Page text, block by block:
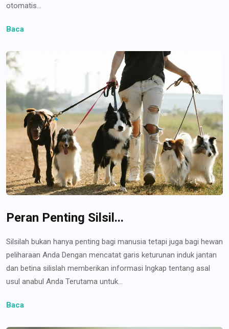
otomatis...
Baca
Peran Penting Silsil...
Silsilah bukan hanya penting bagi manusia tetapi juga bagi hewan
peliharaan Anda Dengan mencatat garis keturunan induk jantan
dan betina silislah memberikan informasi lngkap tentang asal
usul anabul Anda Terutama untuk...
Baca